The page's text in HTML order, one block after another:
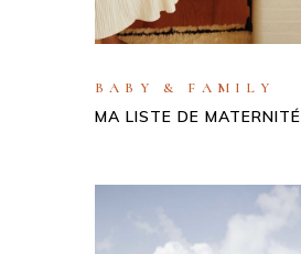
BABY & FAMILY
MA LISTE DE MATERNITÉ